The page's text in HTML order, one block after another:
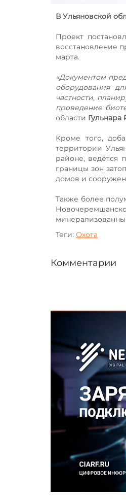
В Ульяновской
Проект
восстановление
марта.
«Документом
оборудования
частности,
проведение
области Гульнара
Кроме того,
территории
районе, ведётся
границы зон
домов и
Также более
Теги: Охота
Комментарии